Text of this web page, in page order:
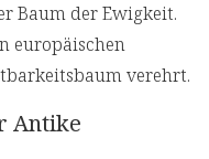
Baum der Ewigkeit.
europäischen
verehrt.
Antike